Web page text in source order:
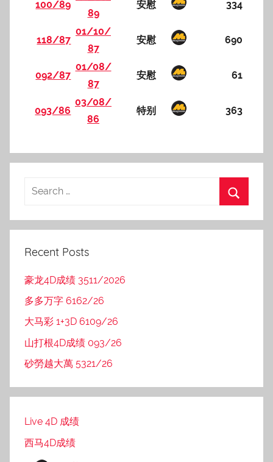
100/89
89
安慰 334
118/87
01/10/
87
安慰 690
092/87
01/08/
87
安慰 61
093/86
03/08/
86
特别 363
Recent Posts
豪龙4D成绩 3511/2026
多多万字 6162/26
大马彩 1+3D 6109/26
山打根4D成绩 093/26
砂勞越大萬 5321/26
Live 4D 成绩
西马4D成绩